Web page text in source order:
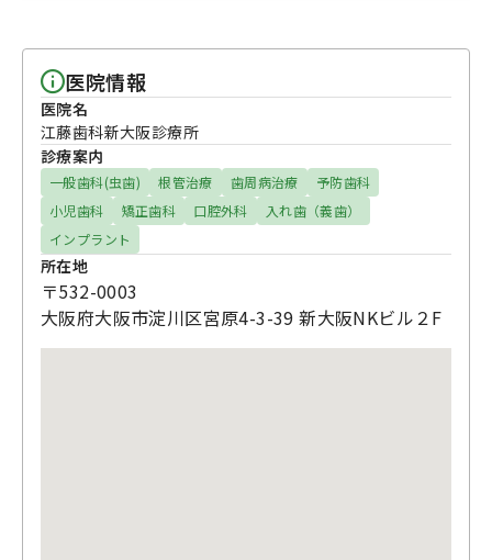
医院情報
医院名
江藤歯科新大阪診療所
診療案内
一般歯科(虫歯) 根管治療 歯周病治療
予防歯科
小児歯科
矯正歯科 口腔外科
入れ歯（義歯）
インプラント
所在地
〒532-0003
大阪府大阪市淀川区宮原4-3-39 新大阪NKビル２F